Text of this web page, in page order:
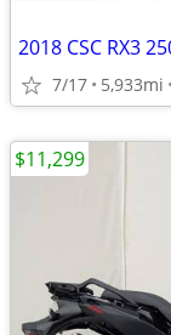
2018 CSC RX3
7/17 5,933mi
$11,299